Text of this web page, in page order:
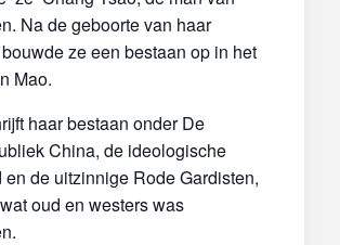
Na de geboorte van haar
ze een bestaan op in het
Mao.
haar bestaan onder De
China, de ideologische
de uitzinnige Rode Gardisten,
oud en westers was